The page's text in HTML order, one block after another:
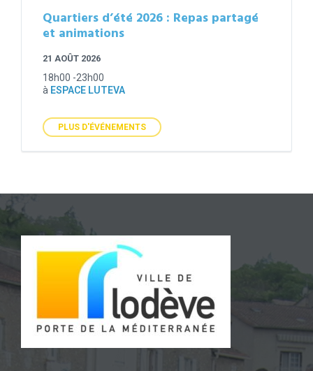
Quartiers d’été 2026 : Repas partagé
et animations
21 AOÛT 2026
18h00 -23h00
à ESPACE LUTEVA
PLUS D'ÉVÉNEMENTS